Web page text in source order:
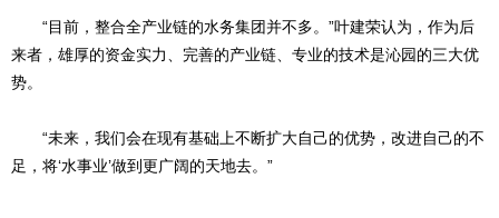
“目前，整合全产业链的水务集团并不多。”叶建荣认为，作为后
来者，雄厚的资金实力、完善的产业链、专业的技术是沁园的三大优
势。
“未来，我们会在现有基础上不断扩大自己的优势，改进自己的不
足，将‘水事业’做到更广阔的天地去。”